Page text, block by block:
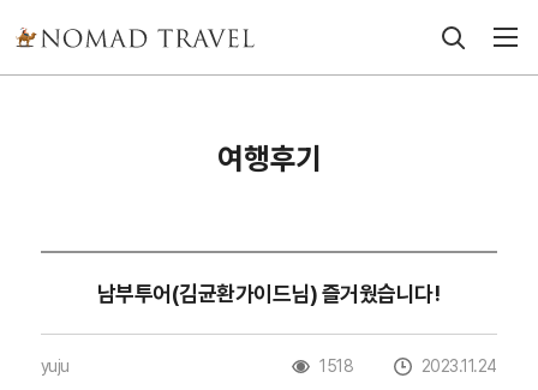
여행후기
남부투어(김균환가이드님) 즐거웠습니다!
yuju 1518 2023.11.24